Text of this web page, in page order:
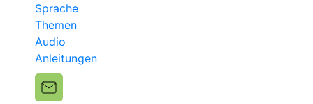
Sprache
Themen
Audio
Anleitungen